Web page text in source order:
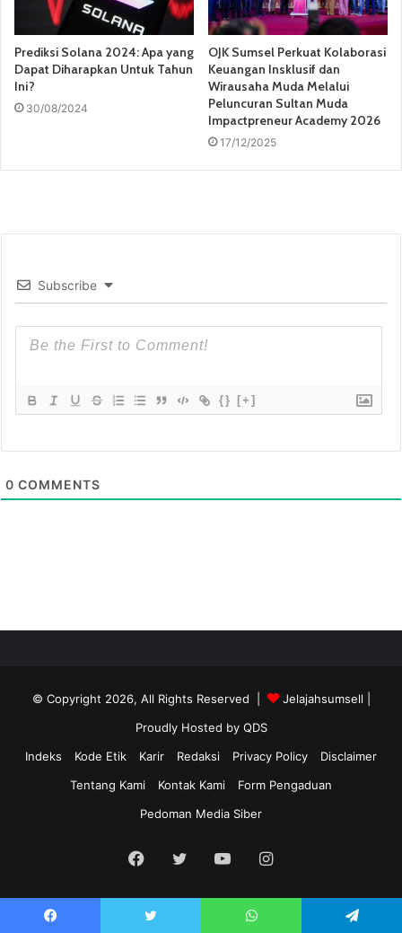
Prediksi Solana 2024: Apa yang
Dapat Diharapkan Untuk Tahun
Ini?
30/08/2024
OJK Sumsel Perkuat Kolaborasi
Keuangan Insklusif dan
Wirausaha Muda Melalui
Peluncuran Sultan Muda
Impactpreneur Academy 2026
17/12/2025
Subscribe
{} [+]
0 COMMENTS
© Copyright 2026, All Rights Reserved | Jelajahsumsell
Proudly Hosted by QDS
Indeks
Kode Etik Karir Redaksi Privacy Policy
Disclaimer
Tentang Kami
Kontak Kami
Form Pengaduan
Pedoman Media Siber
Facebook
Twitter YouTubeInstagram